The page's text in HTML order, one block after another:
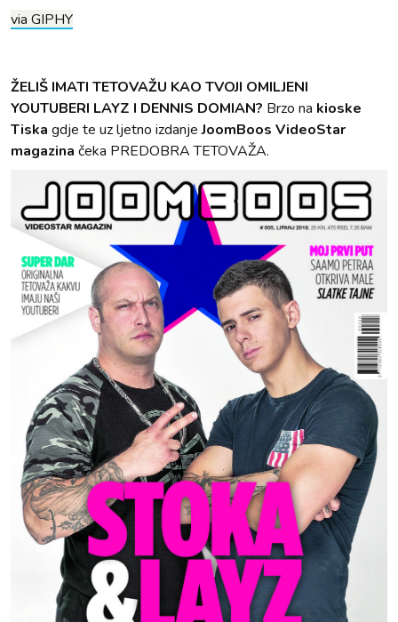
via GIPHY
ŽELIŠ IMATI TETOVAŽU KAO TVOJI OMILJENI
YOUTUBERI LAYZ I DENNIS DOMIAN? Brzo na kioske
Tiska gdje te uz ljetno izdanjeJoomBoos VideoStar
magazina čeka PREDOBRA TETOVAŽA.